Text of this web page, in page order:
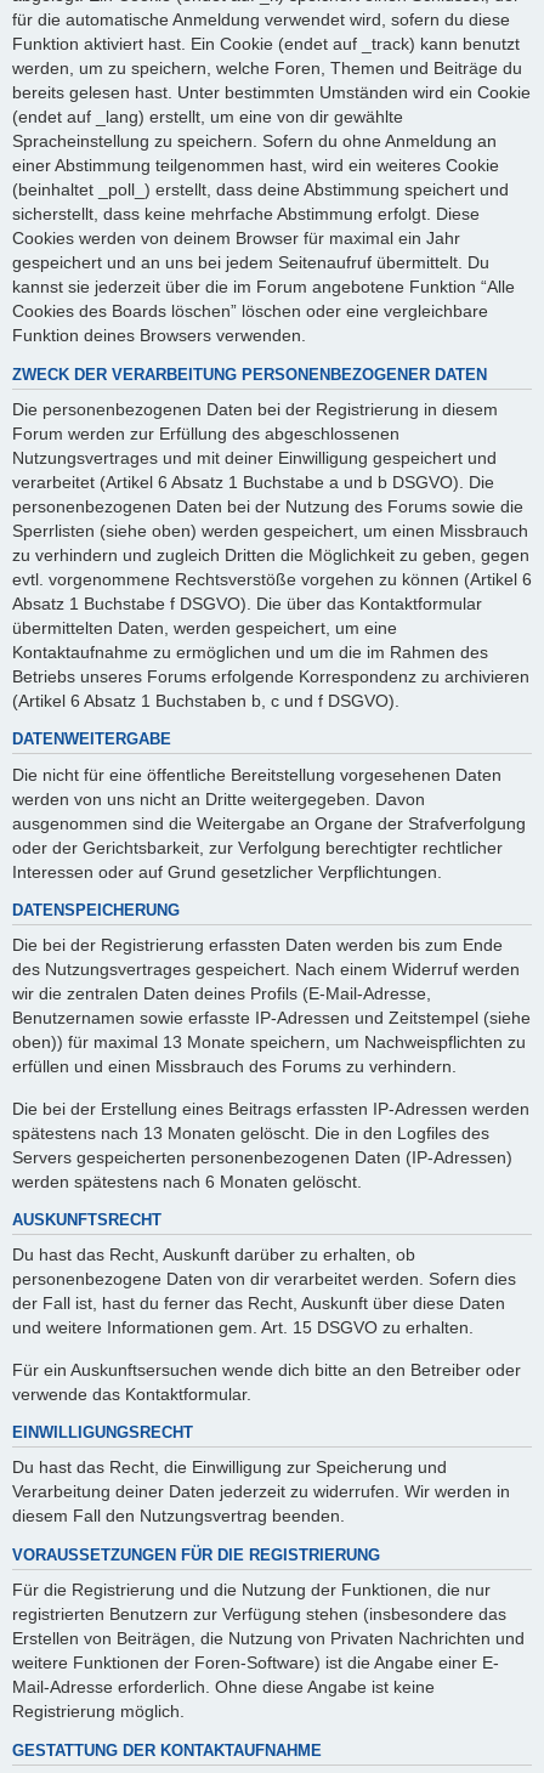
für die automatische Anmeldung verwendet wird, sofern du diese
Funktion aktiviert hast. Ein Cookie (endet auf _track) kann benutzt
werden, um zu speichern, welche Foren, Themen und Beiträge du
bereits gelesen hast. Unter bestimmten Umständen wird ein Cookie
(endet auf _lang) erstellt, um eine von dir gewählte
Spracheinstellung zu speichern. Sofern du ohne Anmeldung an
einer Abstimmung teilgenommen hast, wird ein weiteres Cookie
(beinhaltet _poll_) erstellt, dass deine Abstimmung speichert und
sicherstellt, dass keine mehrfache Abstimmung erfolgt. Diese
Cookies werden von deinem Browser für maximal ein Jahr
gespeichert und an uns bei jedem Seitenaufruf übermittelt. Du
kannst sie jederzeit über die im Forum angebotene Funktion “Alle
Cookies des Boards löschen” löschen oder eine vergleichbare
Funktion deines Browsers verwenden.
ZWECK DER VERARBEITUNG PERSONENBEZOGENER DATEN
Die personenbezogenen Daten bei der Registrierung in diesem
Forum werden zur Erfüllung des abgeschlossenen
Nutzungsvertrages und mit deiner Einwilligung gespeichert und
verarbeitet (Artikel 6 Absatz 1 Buchstabe a und b DSGVO). Die
personenbezogenen Daten bei der Nutzung des Forums sowie die
Sperrlisten (siehe oben) werden gespeichert, um einen Missbrauch
zu verhindern und zugleich Dritten die Möglichkeit zu geben, gegen
evtl. vorgenommene Rechtsverstöße vorgehen zu können (Artikel 6
Absatz 1 Buchstabe f DSGVO). Die über das Kontaktformular
übermittelten Daten, werden gespeichert, um eine
Kontaktaufnahme zu ermöglichen und um die im Rahmen des
Betriebs unseres Forums erfolgende Korrespondenz zu archivieren
(Artikel 6 Absatz 1 Buchstaben b, c und f DSGVO).
DATENWEITERGABE
Die nicht für eine öffentliche Bereitstellung vorgesehenen Daten
werden von uns nicht an Dritte weitergegeben. Davon
ausgenommen sind die Weitergabe an Organe der Strafverfolgung
oder der Gerichtsbarkeit, zur Verfolgung berechtigter rechtlicher
Interessen oder auf Grund gesetzlicher Verpflichtungen.
DATENSPEICHERUNG
Die bei der Registrierung erfassten Daten werden bis zum Ende
des Nutzungsvertrages gespeichert. Nach einem Widerruf werden
wir die zentralen Daten deines Profils (E-Mail-Adresse,
Benutzernamen sowie erfasste IP-Adressen und Zeitstempel (siehe
oben)) für maximal 13 Monate speichern, um Nachweispflichten zu
erfüllen und einen Missbrauch des Forums zu verhindern.
Die bei der Erstellung eines Beitrags erfassten IP-Adressen werden
spätestens nach 13 Monaten gelöscht. Die in den Logfiles des
Servers gespeicherten personenbezogenen Daten (IP-Adressen)
werden spätestens nach 6 Monaten gelöscht.
AUSKUNFTSRECHT
Du hast das Recht, Auskunft darüber zu erhalten, ob
personenbezogene Daten von dir verarbeitet werden. Sofern dies
der Fall ist, hast du ferner das Recht, Auskunft über diese Daten
und weitere Informationen gem. Art. 15 DSGVO zu erhalten.
Für ein Auskunftsersuchen wende dich bitte an den Betreiber oder
verwende das Kontaktformular.
EINWILLIGUNGSRECHT
Du hast das Recht, die Einwilligung zur Speicherung und
Verarbeitung deiner Daten jederzeit zu widerrufen. Wir werden in
diesem Fall den Nutzungsvertrag beenden.
VORAUSSETZUNGEN FÜR DIE REGISTRIERUNG
Für die Registrierung und die Nutzung der Funktionen, die nur
registrierten Benutzern zur Verfügung stehen (insbesondere das
Erstellen von Beiträgen, die Nutzung von Privaten Nachrichten und
weitere Funktionen der Foren-Software) ist die Angabe einer E-
Mail-Adresse erforderlich. Ohne diese Angabe ist keine
Registrierung möglich.
GESTATTUNG DER KONTAKTAUFNAHME